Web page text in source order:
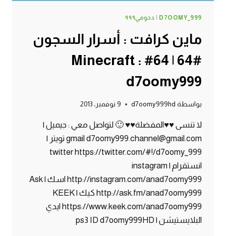
D7OOMY_999 | دحومي٩٩٩
ماين كرافت : أسرار السجون
#64 | 64# Minecraft :
d7oomy999
بواسطة d7oomy999hd 9 نوفمبر، 2013
لا تنسى ♥♥المفضلة♥♥ 🙂 لتواصل معي : جيميل |
gmail d7oomy999.channel@gmail.com تويتر |
twitter https://twitter.com/#!/d7oomy_999
انستقرام | instagram
http://instagram.com/anad7oomy999 اسك | Ask
http://ask.fm/anad7oomy999 كيك | KEEK
https://www.keek.com/anad7oomy999 ايدي
البلايستيشن | ps3 ID d7oomy999HD